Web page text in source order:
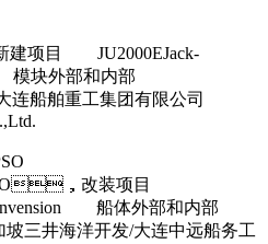
新建项目 JU2000EJack-
模块外部和内部
连船舶重工集团有限公司
，改装项目
船体外部和内部
三井海洋开发/大连中远船务工